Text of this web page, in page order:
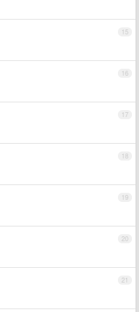
15
16
17
18
19
20
21